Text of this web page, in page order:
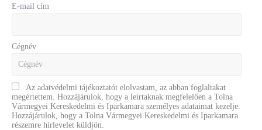
E-mail cím
Cégnév
Az adatvédelmi tájékoztatót elolvastam, az abban foglaltakat
megértettem. Hozzájárulok, hogy a leírtaknak megfelelően a Tolna
Vármegyei Kereskedelmi és Iparkamara személyes adataimat kezelje.
Hozzájárulok, hogy a Tolna Vármegyei Kereskedelmi és Iparkamara
részemre hírlevelet küldjön.